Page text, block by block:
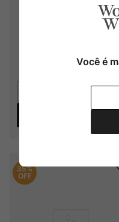
129 , 00
35%
OFF
Você é